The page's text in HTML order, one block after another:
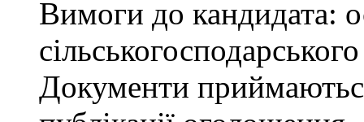
Вимоги до кандидата:
Документи